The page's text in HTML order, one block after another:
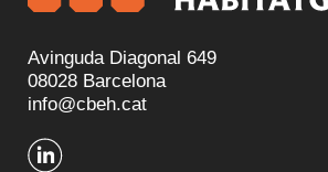
Avinguda Diagonal 649
08028 Barcelona
info@cbeh.cat